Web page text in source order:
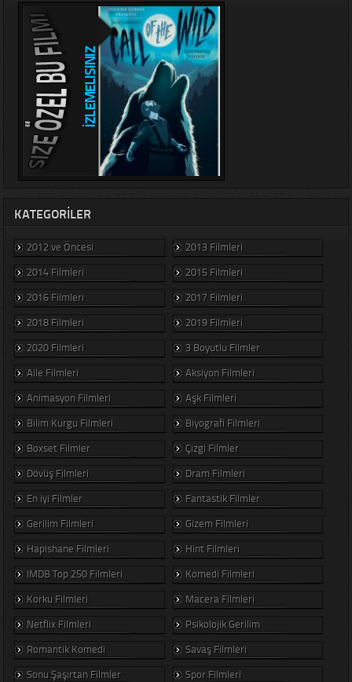
KATEGORILER
2012 ve Öncesi
2013 Filmleri
2014 Filmleri
2015 Filmleri
2016 Filmleri
2017 Filmleri
2018 Filmleri
2019 Filmleri
2020 Filmleri
3 Boyutlu Filmler
Aile Filmleri
Aksiyon Filmleri
Animasyon Filmleri
Aşk Filmleri
Bilim Kurgu Filmleri
Biyografi Filmleri
Boxset Filmler
Çizgi Filmler
Dövüş Filmleri
Dram Filmleri
En iyi Filmler
Fantastik Filmler
Gerilim Filmleri
Gizem Filmleri
Hapishane Filmleri
Hint Filmleri
IMDB Top 250 Filmleri
Komedi Filmleri
Korku Filmleri
Macera Filmleri
Netflix Filmleri
Psikolojik Gerilim
Romantik Komedi
Savaş Filmleri
Sonu Şaşırtan Filmler
Spor Filmleri